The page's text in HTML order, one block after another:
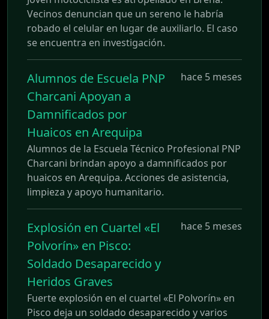
Vecinos denuncian que un sereno le habría
robado el celular en lugar de auxiliarlo. El caso
se encuentra en investigación.
Alumnos de Escuela PNP
Charcani Apoyan a
Damnificados por
Huaicos en Arequipa
hace 5 meses
Alumnos de la Escuela Técnico Profesional PNP
Charcani brindan apoyo a damnificados por
huaicos en Arequipa. Acciones de asistencia,
limpieza y apoyo humanitario.
Explosión en Cuartel «El
Polvorín» en Pisco:
Soldado Desaparecido y
Heridos Graves
hace 5 meses
Fuerte explosión en el cuartel «El Polvorín» en
Pisco deja un soldado desaparecido y varios